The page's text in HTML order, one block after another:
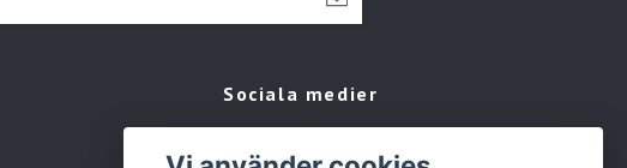
Sociala medier